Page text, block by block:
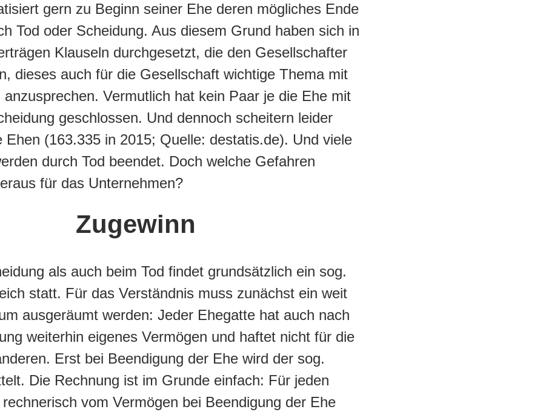
gern zu Beginn seiner Ehe deren mögliches Ende
Tod oder Scheidung. Aus diesem Grund haben sich in
Klauseln durchgesetzt, die den Gesellschafter
dieses auch für die Gesellschaft wichtige Thema mit
Vermutlich hat kein Paar je die Ehe mit
geschlossen. Und dennoch scheitern leider
Ehen (163.335 in 2015; Quelle: destatis.de). Und viele
durch Tod beendet. Doch welche Gefahren
für das Unternehmen?
Zugewinn
als auch beim Tod findet grundsätzlich ein sog.
statt. Für das Verständnis muss zunächst ein weit
ausgeräumt werden: Jeder Ehegatte hat auch nach
weiterhin eigenes Vermögen und haftet nicht für die
Erst bei Beendigung der Ehe wird der sog.
Die Rechnung ist im Grunde einfach: Für jeden
vom Vermögen bei Beendigung der Ehe